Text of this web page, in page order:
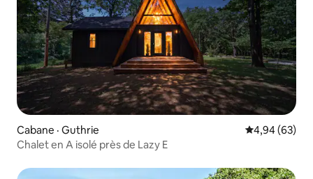
Cabane · Guthrie Note
4,94 (63)
Chalet en A isolé près de Lazy E